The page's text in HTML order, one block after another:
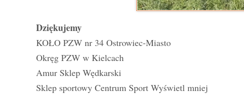
Dziękujemy
KOŁO PZW nr 34 Ostrowiec-Miasto
Okręg PZW w Kielcach
Amur Sklep Wędkarski
Sklep sportowy Centrum Sport Wyświetl mniej